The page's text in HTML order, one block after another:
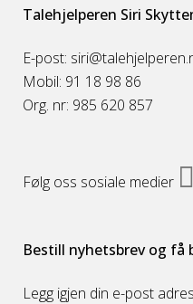
Talehjelperen Siri
E-post:
Mobil: 91 18 98 86
Org. nr: 985 620 857
Følg oss sosiale medier
Bestill nyhetsbrev og få
Legg igjen din e-post